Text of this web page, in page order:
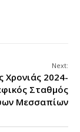
Next:
Χρονιάς 2024-
Σταθμός
Μεσσαπίων